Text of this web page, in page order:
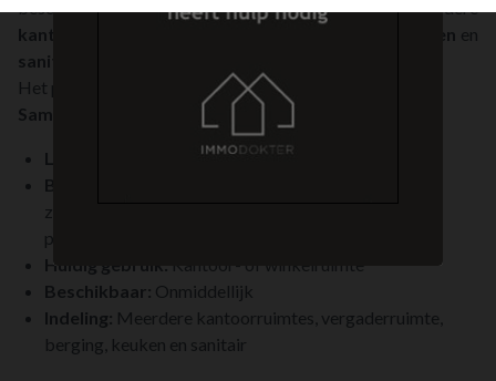
beschikt over eenfunctionele indeling, met meerdere
kantoorruimtes
keuken en
sanitair
Het pand is
onmiddellijk beschikbaar
Samenvatting:
Locatie:
Dorpsstraat 23, Lummen (centrum)
Bereikbaarheid:
zichtbaarheid, parking in de straat en tegenover het
pand
Huidig gebruik: Kantoor- of winkelruimte
Beschikbaar: Onmiddellijk
Indeling: Meerdere kantoorruimtes, vergaderruimte,
berging, keuken en sanitair